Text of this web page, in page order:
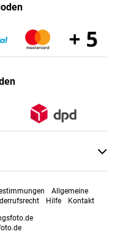
Allgemeine
Hilfe
Kontakt